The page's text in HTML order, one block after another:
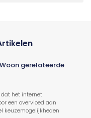
gerelateerde
het internet
een overvloed aan
keuzemogelijkheden